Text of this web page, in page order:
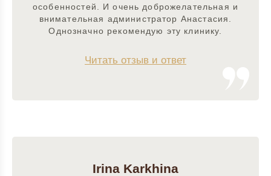
особенностей. И очень доброжелательная и
внимательная администратор Анастасия.
Однозначно рекомендую эту клинику.
Читать отзыв и ответ
Irina Karkhina